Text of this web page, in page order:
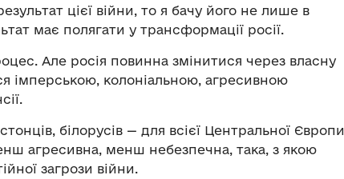
цієї війни, то я бачу його не лише в
має полягати у трансформації росії.
Але росія повинна змінитися через власну
імперською, колоніальною, агресивною
білорусів — для всієї Центральної Європи
агресивна, менш небезпечна, така, з якою
загрози війни.